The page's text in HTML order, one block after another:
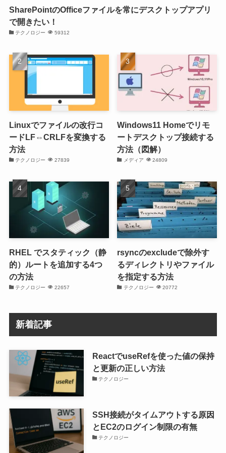
SharePointのOfficeファイルを常にデスクトップアプリ
で開きたい！
テクノロジー 59312
Linuxでファイルの改行コ
ードLF⇔CRLFを変換する
方法
テクノロジー 27839
Windows11 Homeでリモ
ートデスクトップ接続する
方法（図解）
メディア 24809
RHEL でスタティック（静
的）ルートを追加する4つ
の方法
テクノロジー 22657
rsyncのexcludeで除外す
るディレクトリやファイル
を指定する方法
テクノロジー 20772
新着記事
ReactでuseRefを使った値の保持
と更新の正しい方法
テクノロジー
SSH接続がタイムアウトする原因
とEC2のログイン制限の有無
テクノロジー